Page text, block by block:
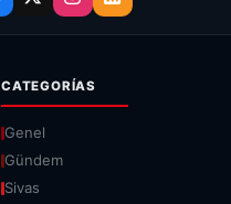
CATEGORÍAS
Genel
Gündem
Sivas